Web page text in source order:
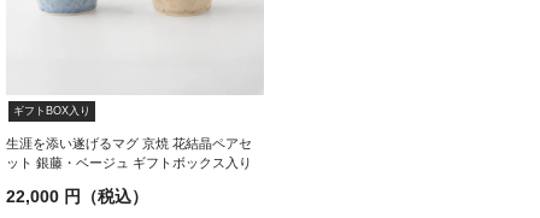
ギフトBOX入り
生涯を添い遂げるマグ 京焼 花結晶ペアセ
ット 銀藤・ベージュ ギフトボックス入り
22,000 円（税込）